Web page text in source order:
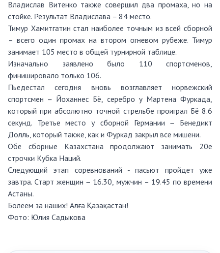
Владислав Витенко также совершил два промаха, но на
стойке. Результат Владислава – 84 место.
Тимур Хамитгатин стал наиболее точным из всей сборной
– всего один промах на втором огневом рубеже. Тимур
занимает 105 место в общей турнирной таблице.
Изначально заявлено было 110 спортсменов,
финишировало только 106.
Пьедестал сегодня вновь возглавляет норвежский
спортсмен – Йоханнес Бё, серебро у Мартена Фуркада,
который при абсолютно точной стрельбе проиграл Бё 8.6
секунд. Третье место у сборной Германии – Бенедикт
Долль, который также, как и Фуркад закрыл все мишени.
Обе сборные Казахстана продолжают занимать 20е
строчки Кубка Наций.
Следующий этап соревнований - пасьют пройдет уже
завтра. Старт женщин – 16.30, мужчин – 19.45 по времени
Астаны.
Болеем за наших! Алға Қазақастан!
Фото: Юлия Садыкова